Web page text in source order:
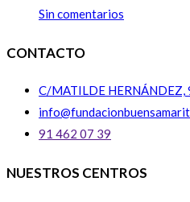
Sin comentarios
CONTACTO
C/MATILDE
91 462 07 39
NUESTROS CENTROS